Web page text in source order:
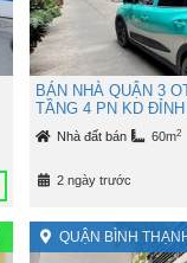
BÁN NHÀ QUẬN 3
TẦNG 4 PN KD
Nhà đất bán 60m2
2 ngày trước
QUẬN BÌNH